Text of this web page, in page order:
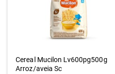
Cereal Mucilon Lv600pg500g
Arroz/aveia Sc